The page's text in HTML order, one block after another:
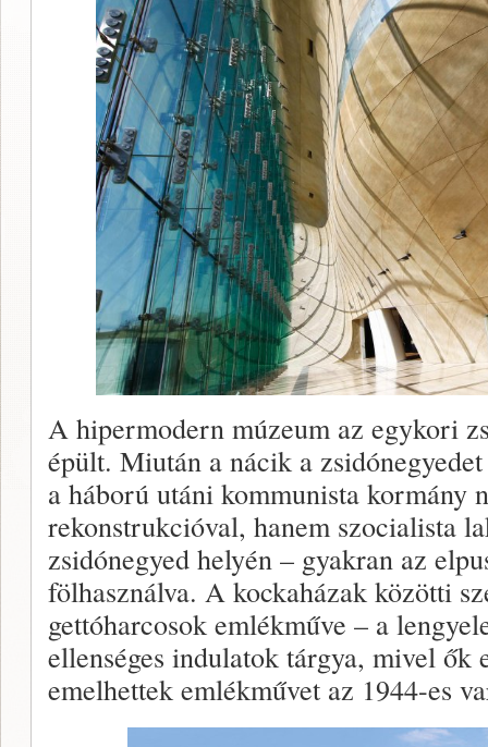
A hipermodern múzeum az egykori
épült. Miután a nácik a
a háború utáni kommunista kormány
rekonstrukcióval, hanem szocialista
zsidónegyed helyén – gyakran az
fölhasználva. A kockaházak közötti
gettóharcosok emlékműve – a
ellenséges indulatok tárgya, mivel ők
emelhettek emlékművet az 1944-es